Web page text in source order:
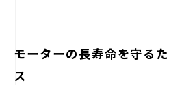
モーターの長寿命を守る
ス